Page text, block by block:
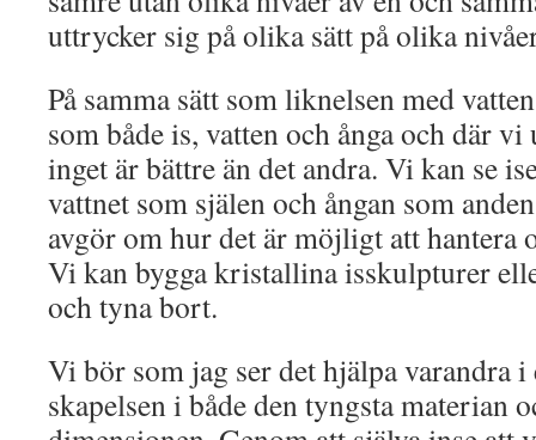
uttrycker sig på olika sätt på olika
På samma sätt som liknelsen med
som både is, vatten och ånga och där
inget är bättre än det andra. Vi kan se
vattnet som själen och ångan som
avgör om hur det är möjligt att hantera
Vi kan bygga kristallina isskulpturer
och tyna bort.
Vi bör som jag ser det hjälpa varandra
skapelsen i både den tyngsta materian